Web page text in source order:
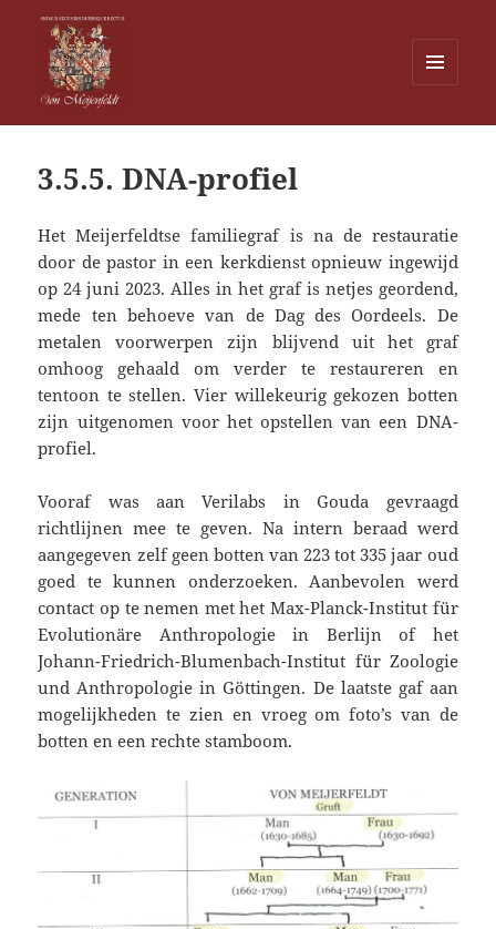
WIDGETS
3.5.5. DNA-profiel
Het Meijerfeldtse familiegraf is na de restauratie
door de pastor in een kerkdienst opnieuw ingewijd
op 24 juni 2023. Alles in het graf is netjes geordend,
mede ten behoeve van de Dag des Oordeels. De
metalen voorwerpen zijn blijvend uit het graf
omhoog gehaald om verder te restaureren en
tentoon te stellen. Vier willekeurig gekozen botten
zijn uitgenomen voor het opstellen van een DNA-
profiel.
Vooraf was aan Verilabs in Gouda gevraagd
richtlijnen mee te geven. Na intern beraad werd
aangegeven zelf geen botten van 223 tot 335 jaar oud
goed te kunnen onderzoeken. Aanbevolen werd
contact op te nemen met het Max-Planck-Institut für
Evolutionäre Anthropologie in Berlijn of het
Johann-Friedrich-Blumenbach-Institut für Zoologie
und Anthropologie in Göttingen. De laatste gaf aan
mogelijkheden te zien en vroeg om foto’s van de
botten en een rechte stamboom.